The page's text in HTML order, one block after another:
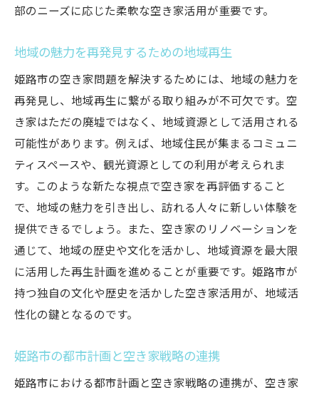
部のニーズに応じた柔軟な空き家活用が重要です。
地域の魅力を再発見するための地域再生
姫路市の空き家問題を解決するためには、地域の魅力を
再発見し、地域再生に繋がる取り組みが不可欠です。空
き家はただの廃墟ではなく、地域資源として活用される
可能性があります。例えば、地域住民が集まるコミュニ
ティスペースや、観光資源としての利用が考えられま
す。このような新たな視点で空き家を再評価すること
で、地域の魅力を引き出し、訪れる人々に新しい体験を
提供できるでしょう。また、空き家のリノベーションを
通じて、地域の歴史や文化を活かし、地域資源を最大限
に活用した再生計画を進めることが重要です。姫路市が
持つ独自の文化や歴史を活かした空き家活用が、地域活
性化の鍵となるのです。
姫路市の都市計画と空き家戦略の連携
姫路市における都市計画と空き家戦略の連携が、空き家